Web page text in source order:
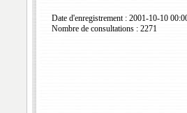
Date d'enregistrement : 2001-10-10
Nombre de consultations : 2271